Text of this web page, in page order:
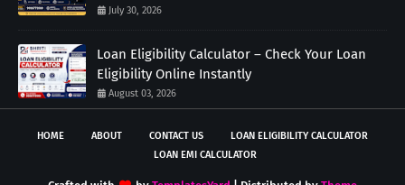
July 30, 2026
Loan Eligibility Calculator – Check Your Loan
Eligibility Online Instantly
August 03, 2026
HOME ABOUT CONTACT US
LOAN ELIGIBILITY CALCULATOR
LOAN EMI CALCULATOR